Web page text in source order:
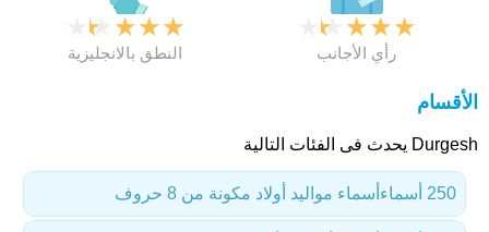
★
★
★
★
النطق بالانجليزية
★
★
★
★
رأي الأجانب
الأقسام
Durgesh يحدث فى الفئات التالية
أسماء مواليد أولاد مكونة من 8 حروف 250 أسماء